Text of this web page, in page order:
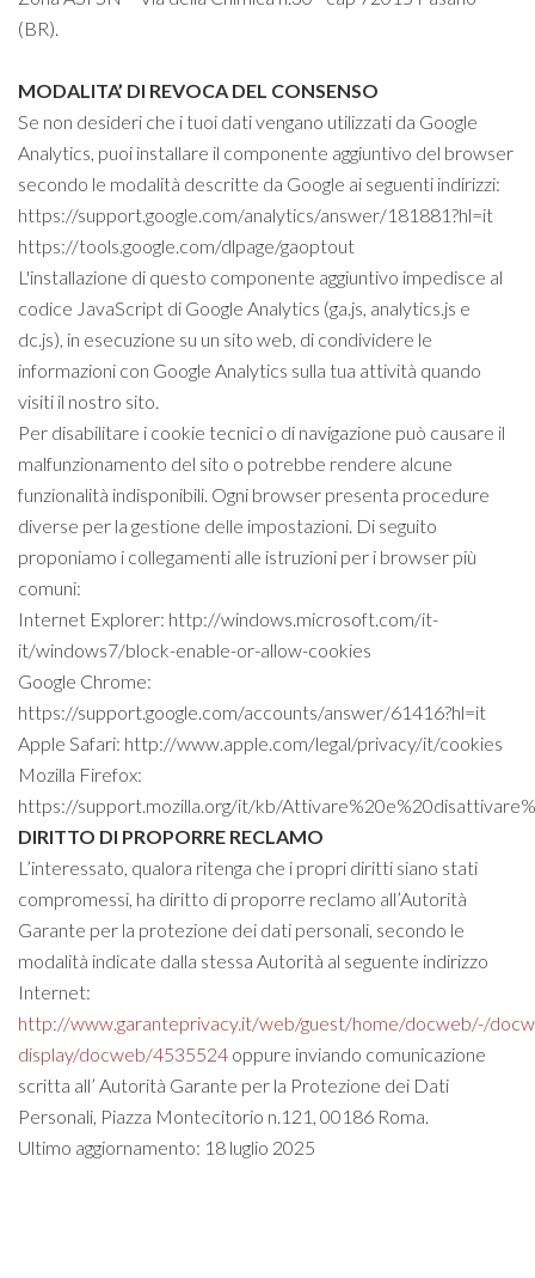
(BR).
MODALITA’ DI REVOCA DEL CONSENSO
Se non desideri che i tuoi dati vengano utilizzati da Google
Analytics, puoi installare il componente aggiuntivo del browser
secondo le modalità descritte da Google ai seguenti indirizzi:
https://support.google.com/analytics/answer/181881?hl=it
https://tools.google.com/dlpage/gaoptout
L'installazione di questo componente aggiuntivo impedisce al
codice JavaScript di Google Analytics (ga.js, analytics.js e
dc.js), in esecuzione su un sito web, di condividere le
informazioni con Google Analytics sulla tua attività quando
visiti il nostro sito.
Per disabilitare i cookie tecnici o di navigazione può causare il
malfunzionamento del sito o potrebbe rendere alcune
funzionalità indisponibili. Ogni browser presenta procedure
diverse per la gestione delle impostazioni. Di seguito
proponiamo i collegamenti alle istruzioni per i browser più
comuni:
Internet Explorer: http://windows.microsoft.com/it-
it/windows7/block-enable-or-allow-cookies
Google Chrome:
https://support.google.com/accounts/answer/61416?hl=it
Apple Safari: http://www.apple.com/legal/privacy/it/cookies
Mozilla Firefox:
https://support.mozilla.org/it/kb/
DIRITTO DI PROPORRE RECLAMO
L’interessato, qualora ritenga che i propri diritti siano stati
compromessi, ha diritto di proporre reclamo all’Autorità
Garante per la protezione dei dati personali, secondo le
modalità indicate dalla stessa Autorità al seguente indirizzo
Internet:
http://www.garanteprivacy.it/web/guest/home/docweb/-/
display/docweb/4535524 oppure inviando comunicazione
scritta all’ Autorità Garante per la Protezione dei Dati
Personali, Piazza Montecitorio n.121, 00186 Roma.
Ultimo aggiornamento: 18 luglio 2025